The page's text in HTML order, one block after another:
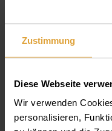
Zustimmung
Diese Webseite
Wir verwenden
personalisieren,
Van e
garancia